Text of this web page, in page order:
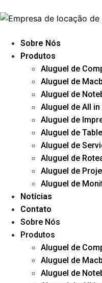
Sobre Nós
Produtos
Aluguel de
Aluguel de
Aluguel de
Aluguel de All in
Aluguel de
Aluguel de
Aluguel de
Aluguel de
Aluguel de
Aluguel de
Notícias
Contato
Sobre Nós
Produtos
Aluguel de
Aluguel de
Aluguel de